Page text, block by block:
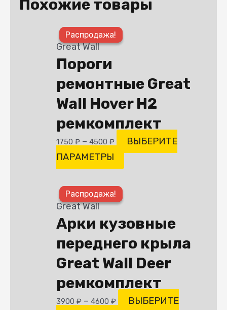
Похожие товары
Распродажа!
Распродажа!
Great Wall
Пороги
ремонтные Great
Wall Hover H2
ремкомплект
1750₽ –4500₽
ВЫБЕРИТЕ
ПАРАМЕТРЫ
вариаций.
Опции
выбрать
на
Распродажа!
Распродажа!
Great Wall
Арки кузовные
переднего крыла
Great Wall Deer
ремкомплект
3900₽ –4600₽
ВЫБЕРИТЕ
несколько
вариаций.
Опции
выбрать
на